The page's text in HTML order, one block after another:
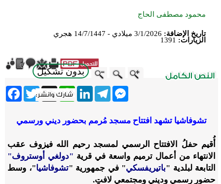
محمود مصطفى الحاج
تاريخ الإضافة: 3/1/2026 ميلادي - 14/7/1447 هجري
الزيارات: 1391
بدون تشكيل
Twitter X
WhatsApp
LinkedInTelegram
Messenger
تشوفاشيا تشهد افتتاح مسجد مُرمم بحضور ديني ورسمي
أُقيم حفلُ الافتتاح الرسمي لمسجد رحيم الله فيزوف عقب
الانتهاء من أعمال ترميم واسعة في قرية "دولغي أوستروف"
التابعة لبلدية "باتيريفسكي" في جمهورية "تشوفاشيا"، وسط
حضور رسمي وديني ومجتمعي لافتٍ.